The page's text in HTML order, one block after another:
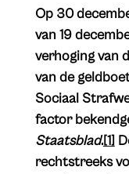
Op 30
van 19
verhoging van
van de
Sociaal
factor
Staatsblad.[1]
rechtstreeks